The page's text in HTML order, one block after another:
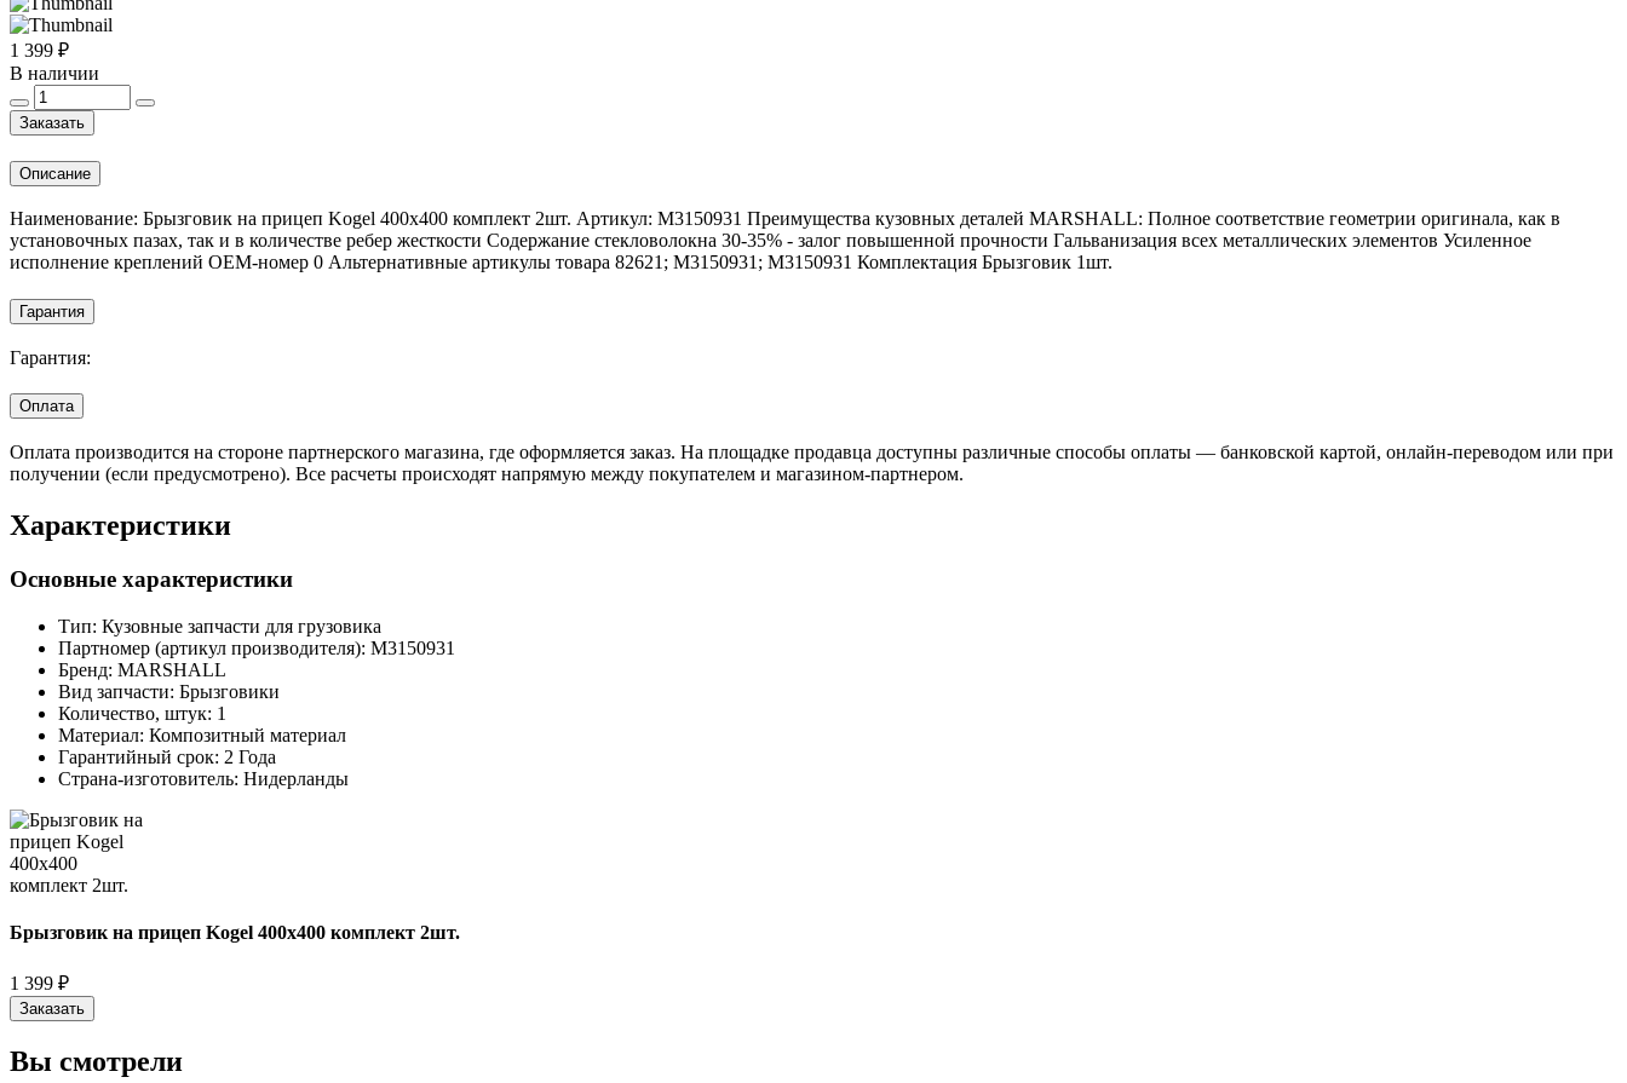
1 399 ₽
В наличии
Заказать
Описание
Наименование: Брызговик на прицеп Kogel 400х400 комплект 2шт. Артикул: M3150931 Преимущества кузовных деталей MARSHALL: Полное соответствие геометрии оригинала, как в
установочных пазах, так и в количестве ребер жесткости Содержание стекловолокна 30-35% - залог повышенной прочности Гальванизация всех металлических элементов Усиленное
исполнение креплений OEM-номер 0 Альтернативные артикулы товара 82621; M3150931; M3150931 Комплектация Брызговик 1шт.
Гарантия
Гарантия:
Оплата
Оплата производится на стороне партнерского магазина, где оформляется заказ. На площадке продавца доступны различные способы оплаты — банковской картой, онлайн-переводом или при
получении (если предусмотрено). Все расчеты происходят напрямую между покупателем и магазином-партнером.
Характеристики
Основные характеристики
Тип: Кузовные запчасти для грузовика
Партномер (артикул производителя): M3150931
Бренд: MARSHALL
Вид запчасти: Брызговики
Количество, штук: 1
Материал: Композитный материал
Гарантийный срок: 2 Года
Страна-изготовитель: Нидерланды
Брызговик на прицеп Kogel 400х400 комплект 2шт.
1 399 ₽
Заказать
Вы смотрели